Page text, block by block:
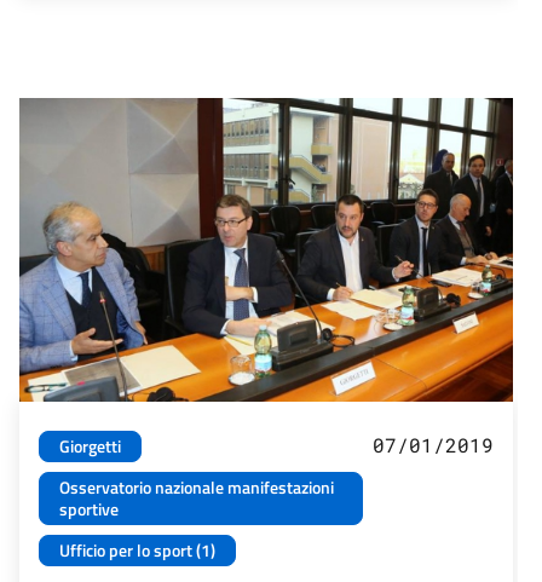
Giorgetti
Osservatorio nazionale manifestazioni
sportive
Ufficio per lo sport (1)
07/01/2019